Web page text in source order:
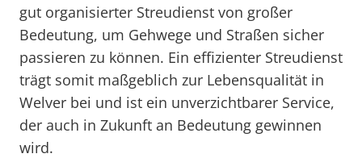
gut organisierter Streudienst von großer
Bedeutung, um Gehwege und Straßen sicher
passieren zu können. Ein effizienter Streudienst
trägt somit maßgeblich zur Lebensqualität in
Welver bei und ist ein unverzichtbarer Service,
der auch in Zukunft an Bedeutung gewinnen
wird.